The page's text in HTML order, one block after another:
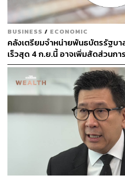
ABOUT
THE
กองบรรณาธิกา
BUSINESS / ECONOMIC
คลังเตรียมจำหน่ายพันธบัตรรัฐบา
เร็วสุด 4 ก.ย.นี้ อาจเพิ่มสัดส่วนก
First มากขึ้น